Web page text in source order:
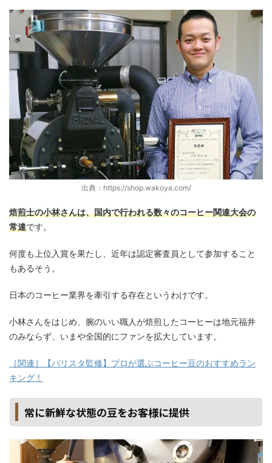
出典：https://shop.wakoya.com/
焙煎士の小林さんは、国内で行われる数々のコーヒー関連大会の
常連です。
何度も上位入賞を果たし、近年は認定審査員として参加すること
もあるそう。
日本のコーヒー業界を牽引する存在というわけです。
小林さんをはじめ、腕のいい職人が焙煎したコーヒーは地元福井
のみならず、いまや全国的にファンを拡大しています。
［関連］【バリスタ監修】プロが選ぶコーヒー豆のおすすめラン
キング！
常に新鮮な状態の豆をお客様に提供